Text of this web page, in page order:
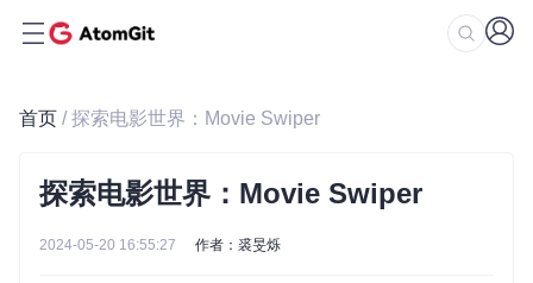
首页 / 探索电影世界：Movie Swiper
探索电影世界：Movie Swiper
2024-05-20 16:55:27 作者：裘旻烁